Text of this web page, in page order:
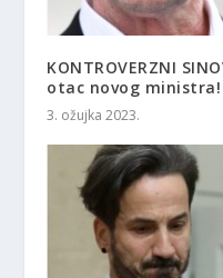
KONTROVERZNI
otac novog ministra!
3. ožujka 2023.